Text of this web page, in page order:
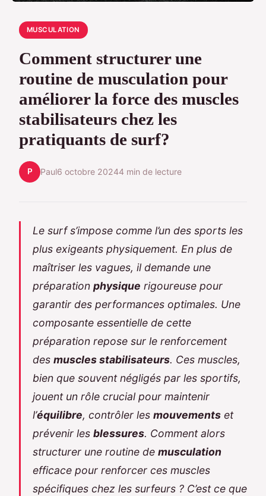
MUSCULATION
Comment structurer une
routine de musculation pour
améliorer la force des muscles
stabilisateurs chez les
pratiquants de surf?
P Paul6 octobre 20244 min de lecture
Le surf s’impose comme l’un des sports les
plus exigeants physiquement. En plus de
maîtriser les vagues, il demande une
préparation physique rigoureuse pour
garantir des performances optimales. Une
composante essentielle de cette
préparation repose sur le renforcement
des muscles stabilisateurs. Ces muscles,
bien que souvent négligés par les sportifs,
jouent un rôle crucial pour maintenir
l’équilibre, contrôler les mouvements et
prévenir les blessures. Comment alors
structurer une routine de musculation
efficace pour renforcer ces muscles
spécifiques chez les surfeurs ? C’est ce que